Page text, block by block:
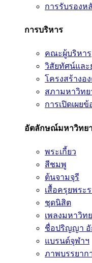
การรับรองห
การบริหาร
คณะผู้บริหาร
วิสัยทัศน์และ
โครงสร้างอ
สภามหาวิทย
การเปิดเผย
อัตลักษณ์มหาวิทย
พระเกี้ยว
สีชมพู
ต้นจามจุรี
เสื้อครุยพระ
ชุดนิสิต
เพลงมหาวิท
ชื่อปริญญา
แบรนด์จุฬาฯ
ภาพบรรยาก